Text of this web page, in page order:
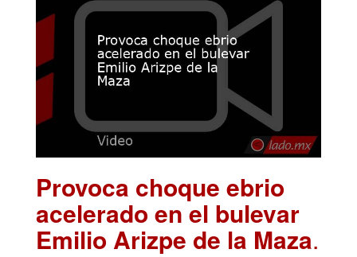
Provoca choque ebrio
acelerado en el bulevar
Emilio Arizpe de la Maza.